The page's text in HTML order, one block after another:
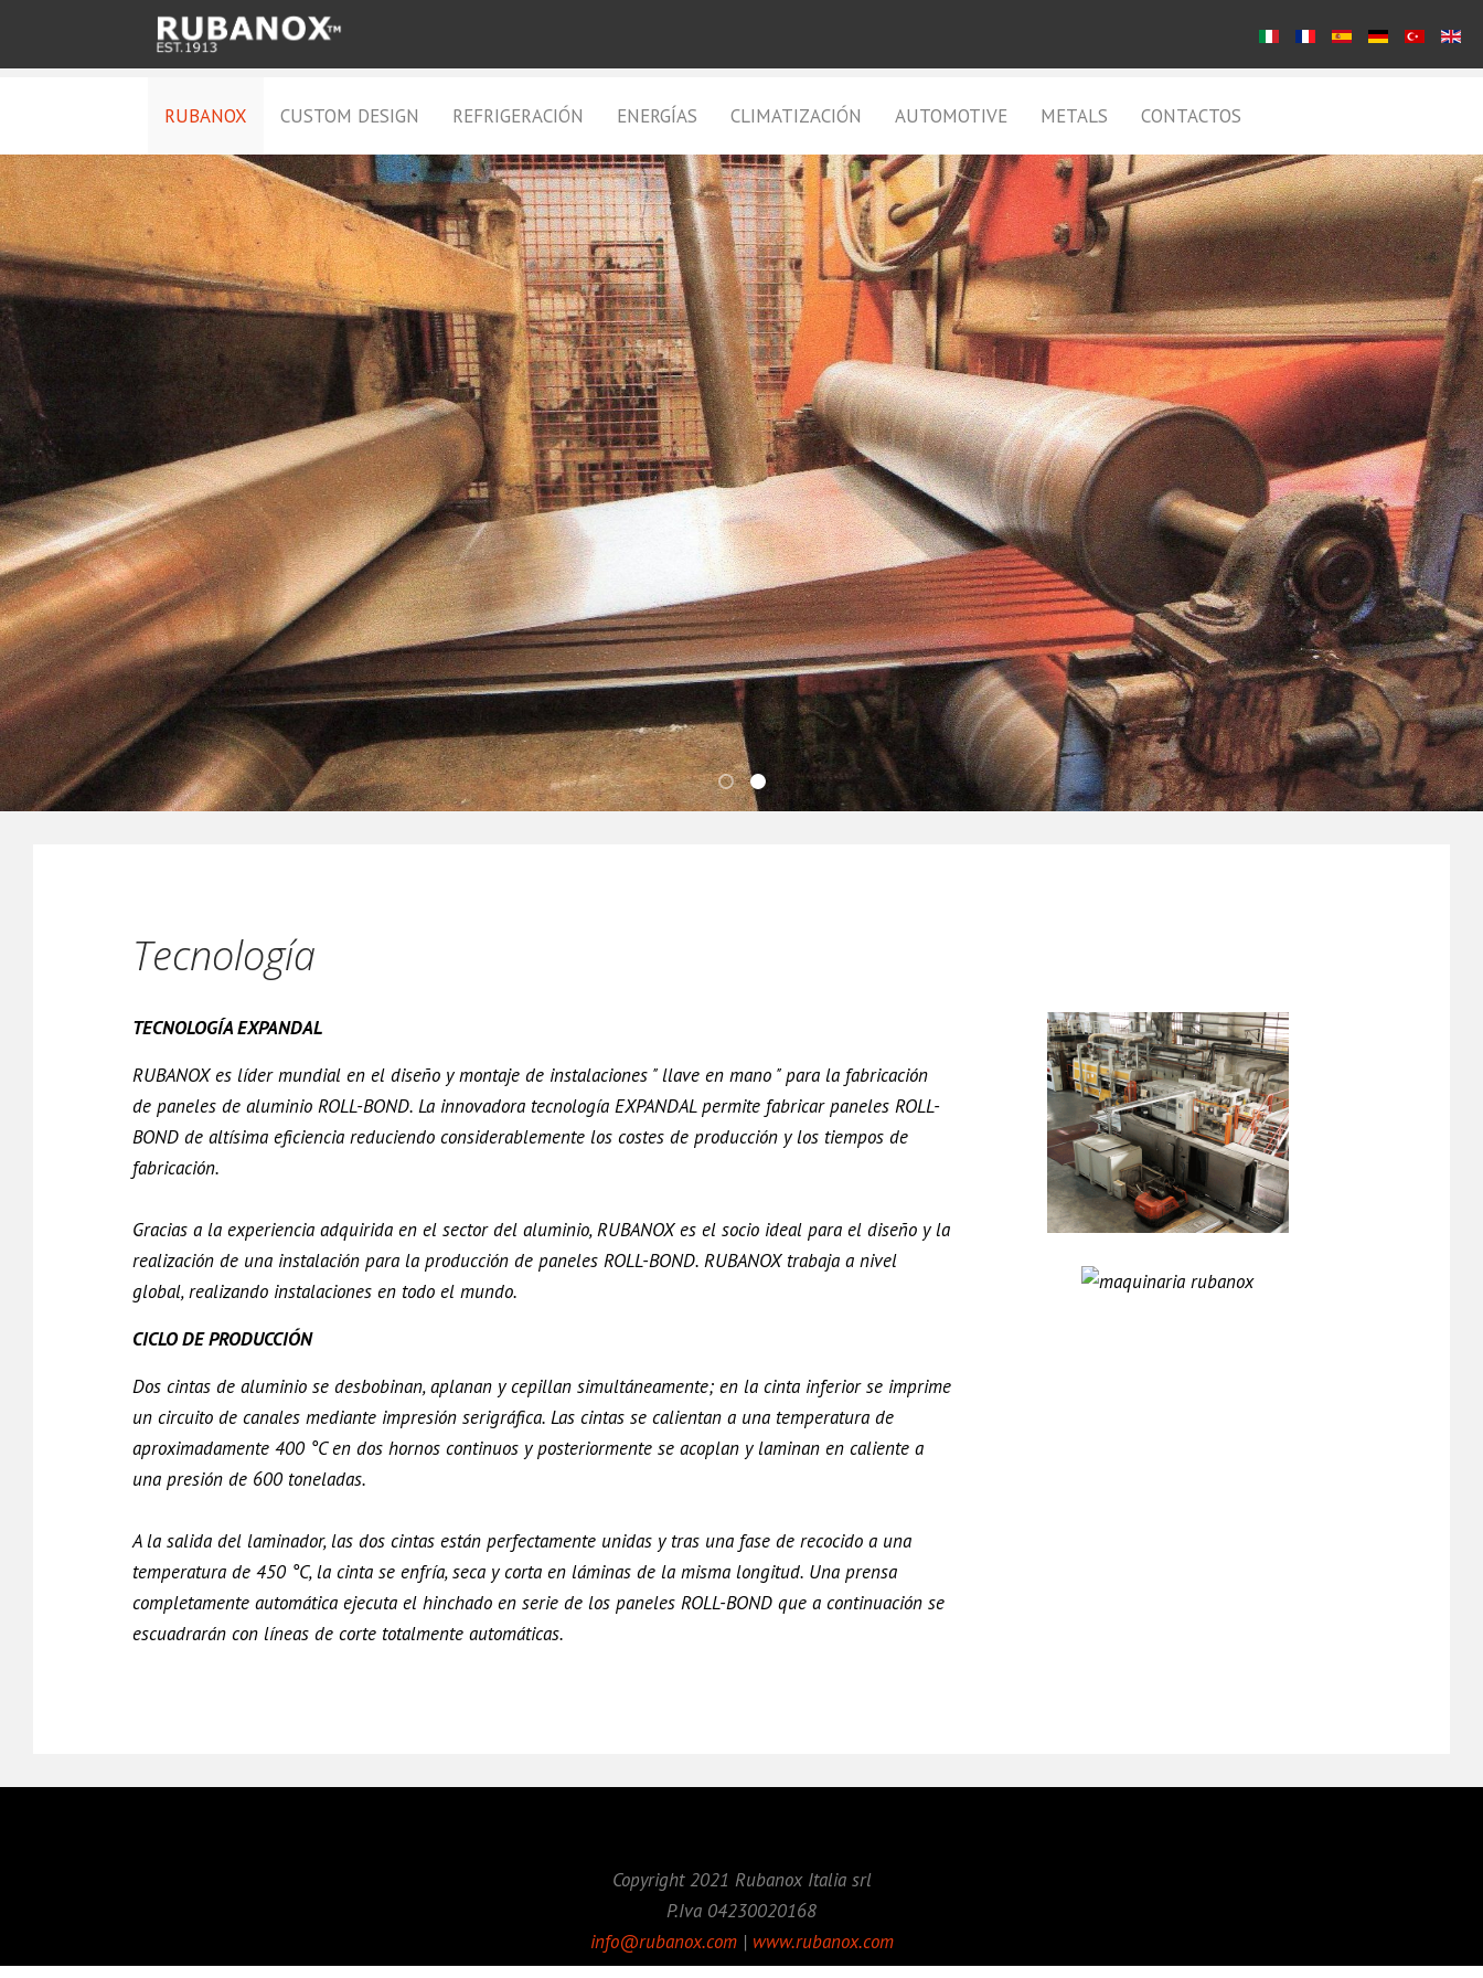
RUBANOX CUSTOM DESIGN REFRIGERACIÓN ENERGÍAS CLIMATIZACIÓN AUTOMOTIVE METALS CONTACTOS
Slider 1Slider 2
Tecnología
TECNOLOGÍA EXPANDAL
RUBANOX es líder mundial en el diseño y montaje de instalaciones " llave en mano " para la fabricación
de paneles de aluminio ROLL-BOND. La innovadora tecnología EXPANDAL permite fabricar paneles ROLL-
BOND de altísima eficiencia reduciendo considerablemente los costes de producción y los tiempos de
fabricación.
Gracias a la experiencia adquirida en el sector del aluminio, RUBANOX es el socio ideal para el diseño y la
realización de una instalación para la producción de paneles ROLL-BOND. RUBANOX trabaja a nivel
global, realizando instalaciones en todo el mundo.
CICLO DE PRODUCCIÓN
Dos cintas de aluminio se desbobinan, aplanan y cepillan simultáneamente; en la cinta inferior se imprime
un circuito de canales mediante impresión serigráfica. Las cintas se calientan a una temperatura de
aproximadamente 400 °C en dos hornos continuos y posteriormente se acoplan y laminan en caliente a
una presión de 600 toneladas.
A la salida del laminador, las dos cintas están perfectamente unidas y tras una fase de recocido a una
temperatura de 450 °C, la cinta se enfría, seca y corta en láminas de la misma longitud. Una prensa
completamente automática ejecuta el hinchado en serie de los paneles ROLL-BOND que a continuación se
escuadrarán con líneas de corte totalmente automáticas.
Copyright 2021 Rubanox Italia srl
P.Iva 04230020168
info@rubanox.com | www.rubanox.com